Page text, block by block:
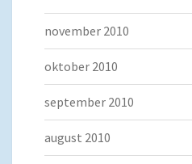
november 2010
oktober 2010
september 2010
august 2010